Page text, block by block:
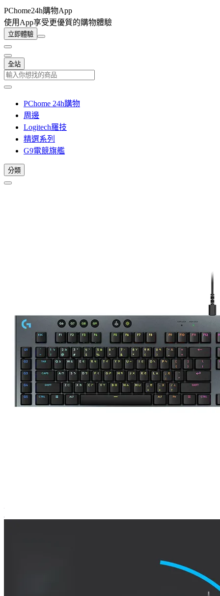
PChome24h購物App
使用App享受更優質的購物體驗
立即體驗
全站
PChome 24h購物
周邊
Logitech羅技
精選系列
G9電競旗艦
分類